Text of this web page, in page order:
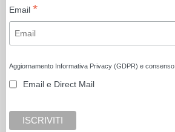
Email *
Aggiornamento Informativa Privacy (GDPR) e consenso
Email e Direct Mail